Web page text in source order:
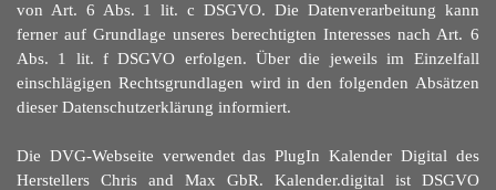
von Art. 6 Abs. 1 lit. c DSGVO. Die Datenverarbeitung kann
ferner auf Grundlage unseres berechtigten Interesses nach Art. 6
Abs. 1 lit. f DSGVO erfolgen. Über die jeweils im Einzelfall
einschlägigen Rechtsgrundlagen wird in den folgenden Absätzen
dieser Datenschutzerklärung informiert.
Die DVG-Webseite verwendet das PlugIn Kalender Digital des
Herstellers Chris and Max GbR. Kalender.digital ist DSGVO